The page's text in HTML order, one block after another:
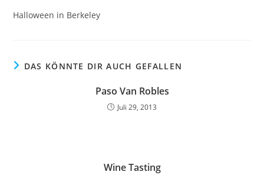
Halloween in Berkeley
DAS KÖNNTE DIR AUCH GEFALLEN
Paso Van Robles
Juli 29, 2013
Wine Tasting